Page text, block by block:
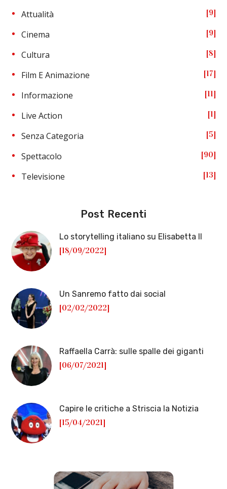
Attualità 9
Cinema 9
Cultura 8
Film E Animazione 17
Informazione 11
Live Action 1
Senza Categoria 5
Spettacolo 90
Televisione 13
Post Recenti
Lo storytelling italiano su Elisabetta II
[18/09/2022]
Un Sanremo fatto dai social
[02/02/2022]
Raffaella Carrà: sulle spalle dei giganti
[06/07/2021]
Capire le critiche a Striscia la Notizia
[15/04/2021]